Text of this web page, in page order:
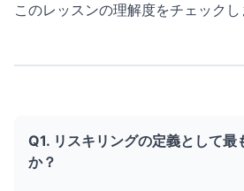
このレッスンの理解度をチェックし
Q1. リスキリングの定義として最
か？